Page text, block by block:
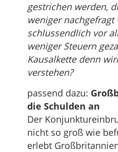
gestrichen werden,
weniger
schlussendlich vor
weniger Steuern
Kausalkette denn
verstehen?
passend dazu:
die Schulden an
Der
nicht so groß wie
erlebt